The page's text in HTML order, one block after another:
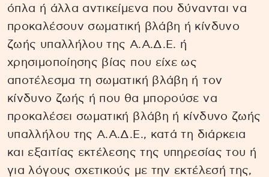
όπλα ή άλλα αντικείμενα που δύνανται να
προκαλέσουν σωματική βλάβη ή κίνδυνο
ζωής υπαλλήλου της Α.Α.Δ.Ε. ή
χρησιμοποίησης βίας που είχε ως
αποτέλεσμα τη σωματική βλάβη ή τον
κίνδυνο ζωής ή που θα μπορούσε να
προκαλέσει σωματική βλάβη ή κίνδυνο ζωής
υπαλλήλου της Α.Α.Δ.Ε., κατά τη διάρκεια
και εξαιτίας εκτέλεσης της υπηρεσίας του ή
για λόγους σχετικούς με την εκτέλεσή της,